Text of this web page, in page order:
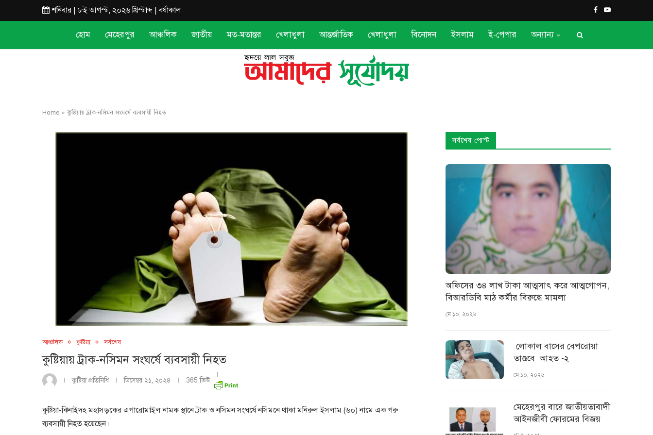
শনিবার | ৮ই আগস্ট, ২০২৬ খ্রিস্টাব্দ | বর্ষাকাল
হোম মেহেরপুর আঞ্চলিক জাতীয় মত-মতান্তর খেলাধুলা আন্তর্জাতিক খেলাধুলা বিনোদন ইসলাম ই-পেপার অন্যান্য
Home » কুষ্টিয়ায় ট্রাক-নসিমন সংঘর্ষে ব্যবসায়ী নিহত
আঞ্চলিক কুষ্টিয়া সর্বশেষ
কুষ্টিয়ায় ট্রাক-নসিমন সংঘর্ষে ব্যবসায়ী নিহত
কুষ্টিয়া প্রতিনিধি ডিসেম্বর ২১, ২০২৪ 365 ভিউ
কুষ্টিয়া-ঝিনাইদহ মহাসড়কের এগারোমাইল নামক স্থানে ট্রাক ও নসিমন সংঘর্ষে নসিমনে থাকা মনিরুল ইসলাম (৬০) নামে এক গরু
ব্যবসায়ী নিহত হয়েছেন।
সর্বশেষ পোস্ট
অফিসের ৩৪ লাখ টাকা আত্মসাৎ করে আত্মগোপন,
বিআরডিবি মাঠ কর্মীর বিরুদ্ধে মামলা
মে ১০, ২০২৬
লোকাল বাসের বেপরোয়া
তাণ্ডবে আহত -২
মে ১০, ২০২৬
মেহেরপুর বারে জাতীয়তাবাদী
আইনজীবী ফোরমের বিজয়